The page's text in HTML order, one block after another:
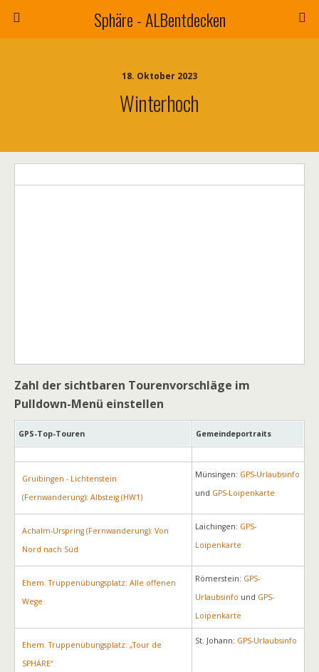
Sphäre - ALBentdecken
18. Oktober 2023
Winterhoch
Zahl der sichtbaren Tourenvorschläge im
Pulldown-Menü einstellen
GPS-Top-Touren Gemeindeportraits
Gruibingen - Lichtenstein
(Fernwanderung): Albsteig (HW1)
Münsingen: GPS-Urlaubsinfo
und GPS-Loipenkarte
Achalm-Urspring (Fernwanderung): Von
Nord nach Süd
Laichingen: GPS-
Loipenkarte
Ehem. Truppenübungsplatz: Alle offenen
Wege
Römerstein: GPS-
Urlaubsinfo und GPS-
Loipenkarte
Ehem. Truppenübungsplatz: „Tour de
SPHÄRE“
St. Johann: GPS-Urlaubsinfo